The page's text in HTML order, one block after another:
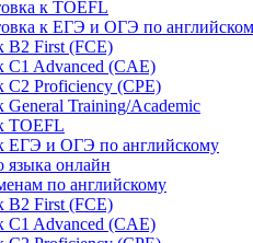
к TOEFL
к ЕГЭ и ОГЭ по
B2 First (FCE)
C1 Advanced (CAE)
C2 Proficiency (CPE)
General Training/Academic
TOEFL
ЕГЭ и ОГЭ по английскому
языка онлайн
по английскому
B2 First (FCE)
C1 Advanced (CAE)